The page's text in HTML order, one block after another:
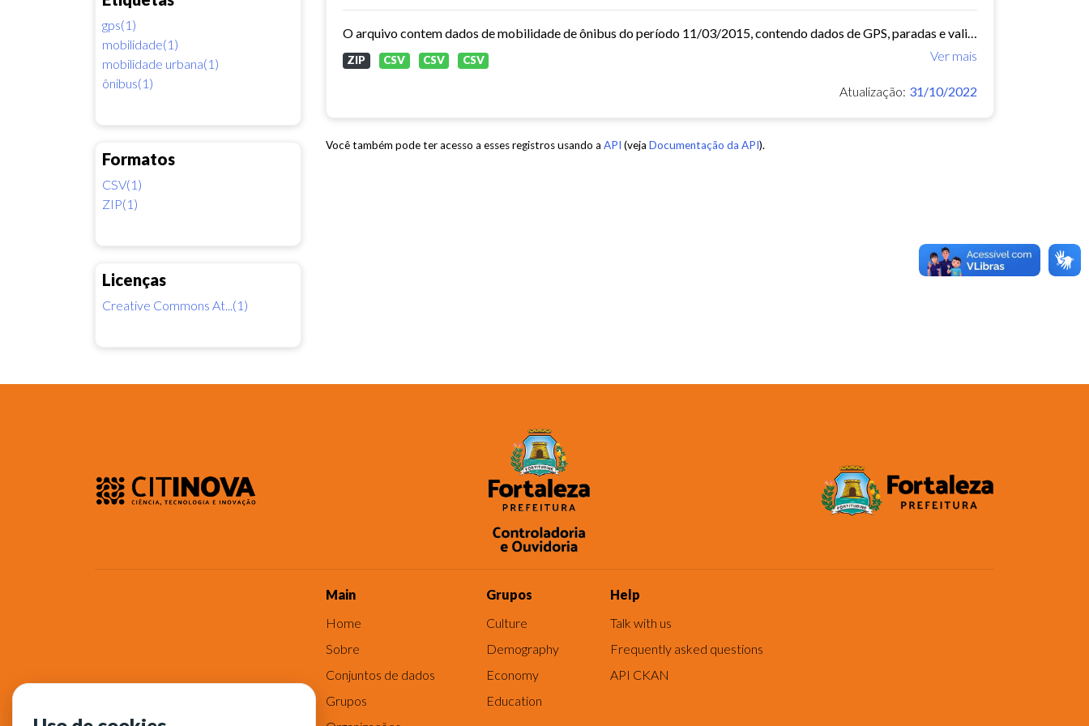
gps(1)
mobilidade(1)
mobilidade urbana(1)
ônibus(1)
Formatos
CSV(1)
ZIP(1)
Licenças
Creative Commons At...(1)
O arquivo contem dados de mobilidade de ônibus do período 11/03/2015, contendo dados de GPS, paradas e validação.
Ver mais
ZIP CSV CSV CSV
Atualização: 31/10/2022
Você também pode ter acesso a esses registros usando a API (veja Documentação da API).
Main
Home
Sobre
Conjuntos de dados
Grupos
Grupos
Culture
Demography
Economy
Education
Help
Talk with us
Frequently asked questions
API CKAN